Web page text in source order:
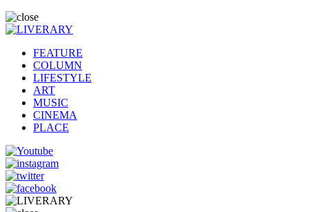
FEATURE
COLUMN
LIFESTYLE
ART
MUSIC
CINEMA
PLACE